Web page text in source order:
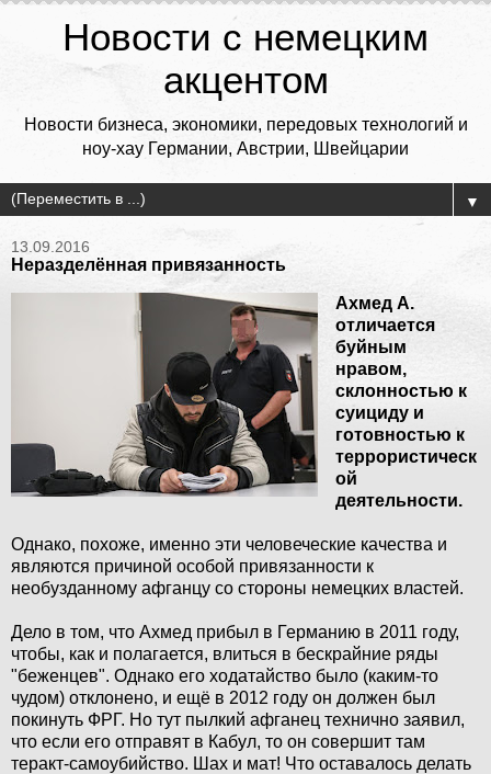
Новости с немецким
акцентом
Новости бизнеса, экономики, передовых технологий и
ноу-хау Германии, Австрии, Швейцарии
▼
13.09.2016
Неразделённая привязанность
Ахмед А.
отличается
буйным
нравом,
склонностью к
суициду и
готовностью к
террористическ
ой
деятельности.
Однако, похоже, именно эти человеческие качества и
являются причиной особой привязанности к
необузданному афганцу со стороны немецких властей.
Дело в том, что Ахмед прибыл в Германию в 2011 году,
чтобы, как и полагается, влиться в бескрайние ряды
"беженцев". Однако его ходатайство было (каким-то
чудом) отклонено, и ещё в 2012 году он должен был
покинуть ФРГ. Но тут пылкий афганец технично заявил,
что если его отправят в Кабул, то он совершит там
теракт-самоубийство. Шах и мат! Что оставалось делать